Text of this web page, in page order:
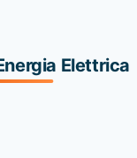
Elettrica